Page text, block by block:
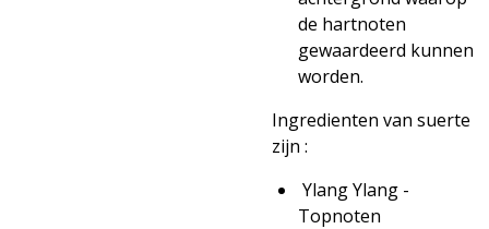
de hartnoten
gewaardeerd kunnen
worden.
Ingredienten van suerte
zijn :
Ylang Ylang -
Topnoten